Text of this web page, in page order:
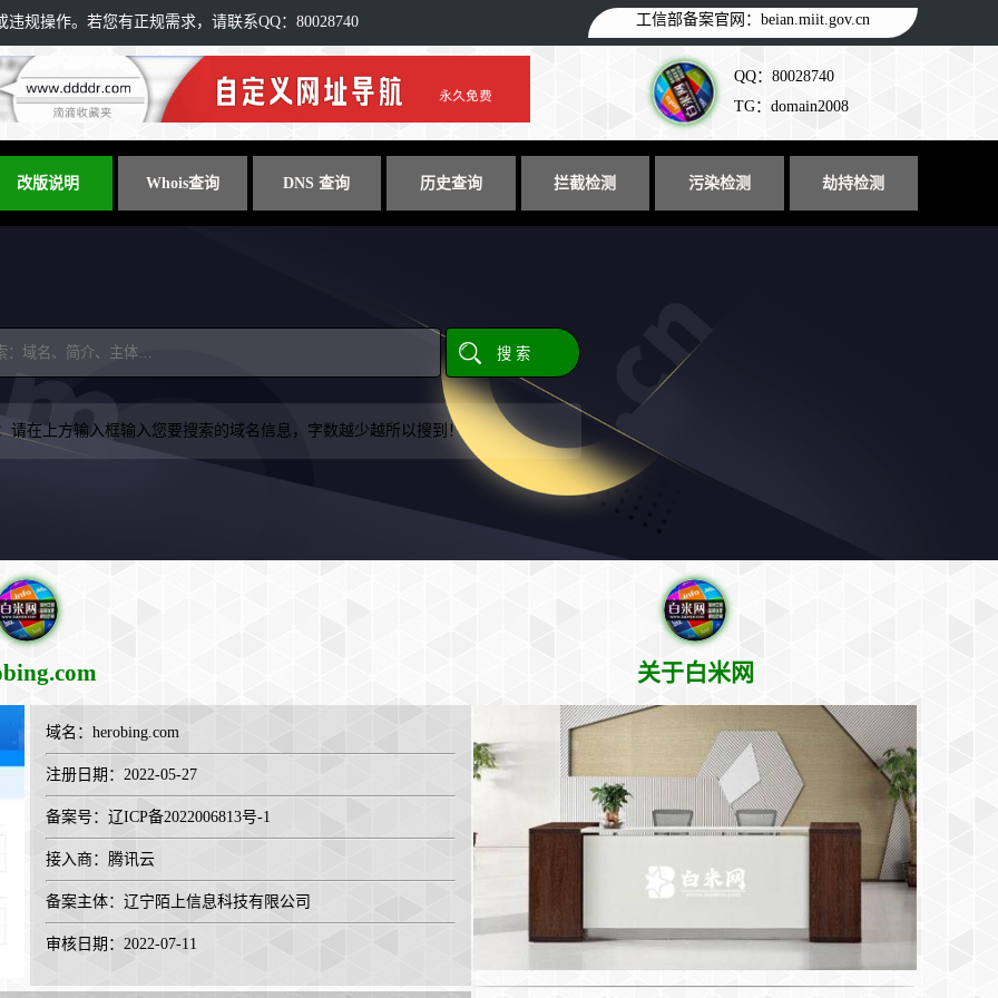
规操作。若您有正规需求，请联系QQ：80028740 工信部备案官网： beian.miit.gov.cn
QQ：80028740
TG：domain2008
改版说明 Whois查询 DNS 查询 历史查询 拦截检测 污染检测 劫持检测
请在上方输入框输入您要搜索的域名信息，字数越少越所以搜到！
域名： herobing.com
注册日期：2022-05-27
备案号：辽ICP备2022006813号-1
接入商： 腾讯云
备案主体：辽宁陌上信息科技有限公司
审核日期：2022-07-11
关于白米网